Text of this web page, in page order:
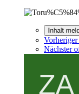
Inhalt
Nächster